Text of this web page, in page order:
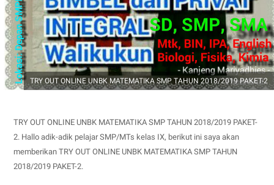
TRY OUT ONLINE UNBK MATEMATIKA SMP TAHUN 2018/2019 PAKET-2
TRY OUT ONLINE UNBK MATEMATIKA SMP TAHUN 2018/2019 PAKET-
2. Hallo adik-adik pelajar SMP/MTs kelas IX, berikut ini saya akan
memberikan TRY OUT ONLINE UNBK MATEMATIKA SMP TAHUN
2018/2019 PAKET-2.